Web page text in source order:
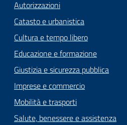
Autorizzazioni
Catasto e urbanistica
Cultura e tempo libero
Educazione e formazione
Giustizia e sicurezza pubblica
Imprese e commercio
Mobilità e trasporti
Salute, benessere e assistenza